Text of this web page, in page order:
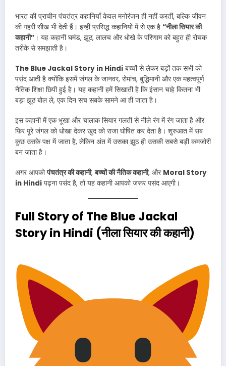
भारत की प्राचीन पंचतंत्र कहानियाँ केवल मनोरंजन ही नहीं करतीं, बल्कि जीवन
की गहरी सीख भी देती हैं। इन्हीं प्रसिद्ध कहानियों में से एक है “नीला सियार की
कहानी” । यह कहानी घमंड, झूठ, लालच और धोखे के परिणाम को बहुत ही रोचक
तरीके से समझाती है।
The Blue Jackal Story in Hindi बच्चों से लेकर बड़ों तक सभी को
पसंद आती है क्योंकि इसमें जंगल के जानवर, रोमांच, बुद्धिमानी और एक महत्वपूर्ण
नैतिक शिक्षा छिपी हुई है। यह कहानी हमें सिखाती है कि इंसान चाहे कितना भी
बड़ा झूठ बोल ले, एक दिन सच सबके सामने आ ही जाता है।
इस कहानी में एक भूखा और चालाक सियार गलती से नीले रंग में रंग जाता है और
फिर पूरे जंगल को धोखा देकर खुद को राजा घोषित कर देता है। शुरुआत में सब
कुछ उसके पक्ष में जाता है, लेकिन अंत में उसका झूठ ही उसकी सबसे बड़ी कमजोरी
बन जाता है।
अगर आपकोपंचतंत्र की कहानी,बच्चों की नैतिक कहानी, और Moral Story
in Hindi पढ़ना पसंद है, तो यह कहानी आपको जरूर पसंद आएगी।
Full Story of The Blue Jackal
Story in Hindi (नीला सियार की कहानी)